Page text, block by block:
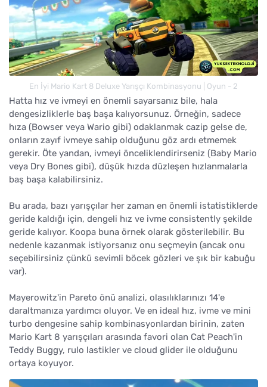
En İyi Mario Kart 8 Deluxe Yarışçı Kombinasyonu | Oyun - 2
Hatta hız ve ivmeyi en önemli sayarsanız bile, hala
dengesizliklerle baş başa kalıyorsunuz. Örneğin, sadece
hıza (Bowser veya Wario gibi) odaklanmak cazip gelse de,
onların zayıf ivmeye sahip olduğunu göz ardı etmemek
gerekir. Öte yandan, ivmeyi önceliklendirirseniz (Baby Mario
veya Dry Bones gibi), düşük hızda düzleşen hızlanmalarla
baş başa kalabilirsiniz.
Bu arada, bazı yarışçılar her zaman en önemli istatistiklerde
geride kaldığı için, dengeli hız ve ivme consistently şekilde
geride kalıyor. Koopa buna örnek olarak gösterilebilir. Bu
nedenle kazanmak istiyorsanız onu seçmeyin (ancak onu
seçebilirsiniz çünkü sevimli böcek gözleri ve şık bir kabuğu
var).
Mayerowitz'in Pareto önü analizi, olasılıklarınızı 14'e
daraltmanıza yardımcı oluyor. Ve en ideal hız, ivme ve mini
turbo dengesine sahip kombinasyonlardan birinin, zaten
Mario Kart 8 yarışçıları arasında favori olan Cat Peach'in
Teddy Buggy, rulo lastikler ve cloud glider ile olduğunu
ortaya koyuyor.